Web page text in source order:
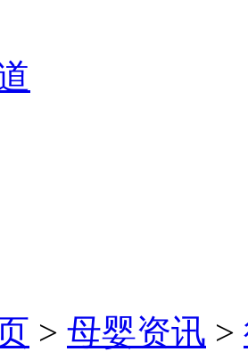
> 母婴资讯 >